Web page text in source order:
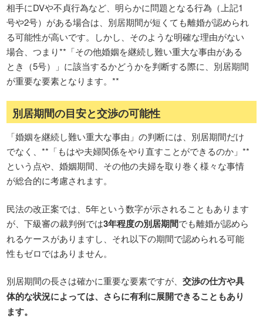
相手にDVや不貞行為など、明らかに問題となる行為（上記1
号や2号）がある場合は、別居期間が短くても離婚が認められ
る可能性が高いです。しかし、そのような明確な理由がない
場合、つまり**「その他婚姻を継続し難い重大な事由がある
とき（5号）」に該当するかどうかを判断する際に、別居期間
が重要な要素となります。**
別居期間の目安と交渉の可能性
「婚姻を継続し難い重大な事由」の判断には、別居期間だけ
でなく、**「もはや夫婦関係をやり直すことができるのか」**
という点や、婚姻期間、その他の夫婦を取り巻く様々な事情
が総合的に考慮されます。
民法の改正案では、5年という数字が示されることもあります
が、下級審の裁判例では3年程度の別居期間でも離婚が認めら
れるケースがありますし、それ以下の期間で認められる可能
性もゼロではありません。
別居期間の長さは確かに重要な要素ですが、交渉の仕方や具
体的な状況によっては、さらに有利に展開できることもあり
ます。